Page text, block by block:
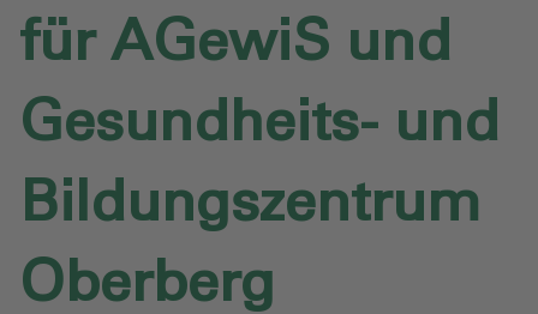
für AGewiS und
Gesundheits- und
Bildungszentrum
Oberberg